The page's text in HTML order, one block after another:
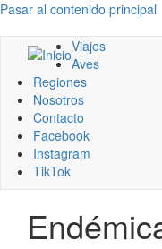
Pasar al contenido principal
Viajes
Aves
Regiones
Nosotros
Contacto
Facebook
Instagram
TikTok